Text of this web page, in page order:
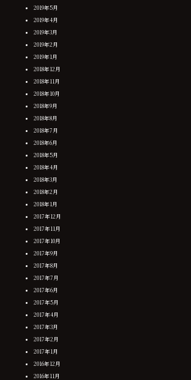
2019年5月
2019年4月
2019年3月
2019年2月
2019年1月
2018年12月
2018年11月
2018年10月
2018年9月
2018年8月
2018年7月
2018年6月
2018年5月
2018年4月
2018年3月
2018年2月
2018年1月
2017年12月
2017年11月
2017年10月
2017年9月
2017年8月
2017年7月
2017年6月
2017年5月
2017年4月
2017年3月
2017年2月
2017年1月
2016年12月
2016年11月